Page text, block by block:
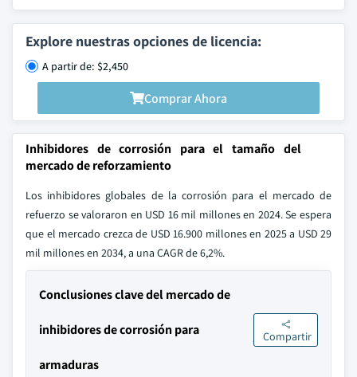
Explore nuestras opciones de licencia:
A partir de: $2,450
Comprar Ahora
Inhibidores de corrosión para el tamaño del
mercado de reforzamiento
Los inhibidores globales de la corrosión para el mercado de
refuerzo se valoraron en USD 16 mil millones en 2024. Se espera
que el mercado crezca de USD 16.900 millones en 2025 a USD 29
mil millones en 2034, a una CAGR de 6,2%.
Conclusiones clave del mercado de
inhibidores de corrosión para
armaduras
Compartir